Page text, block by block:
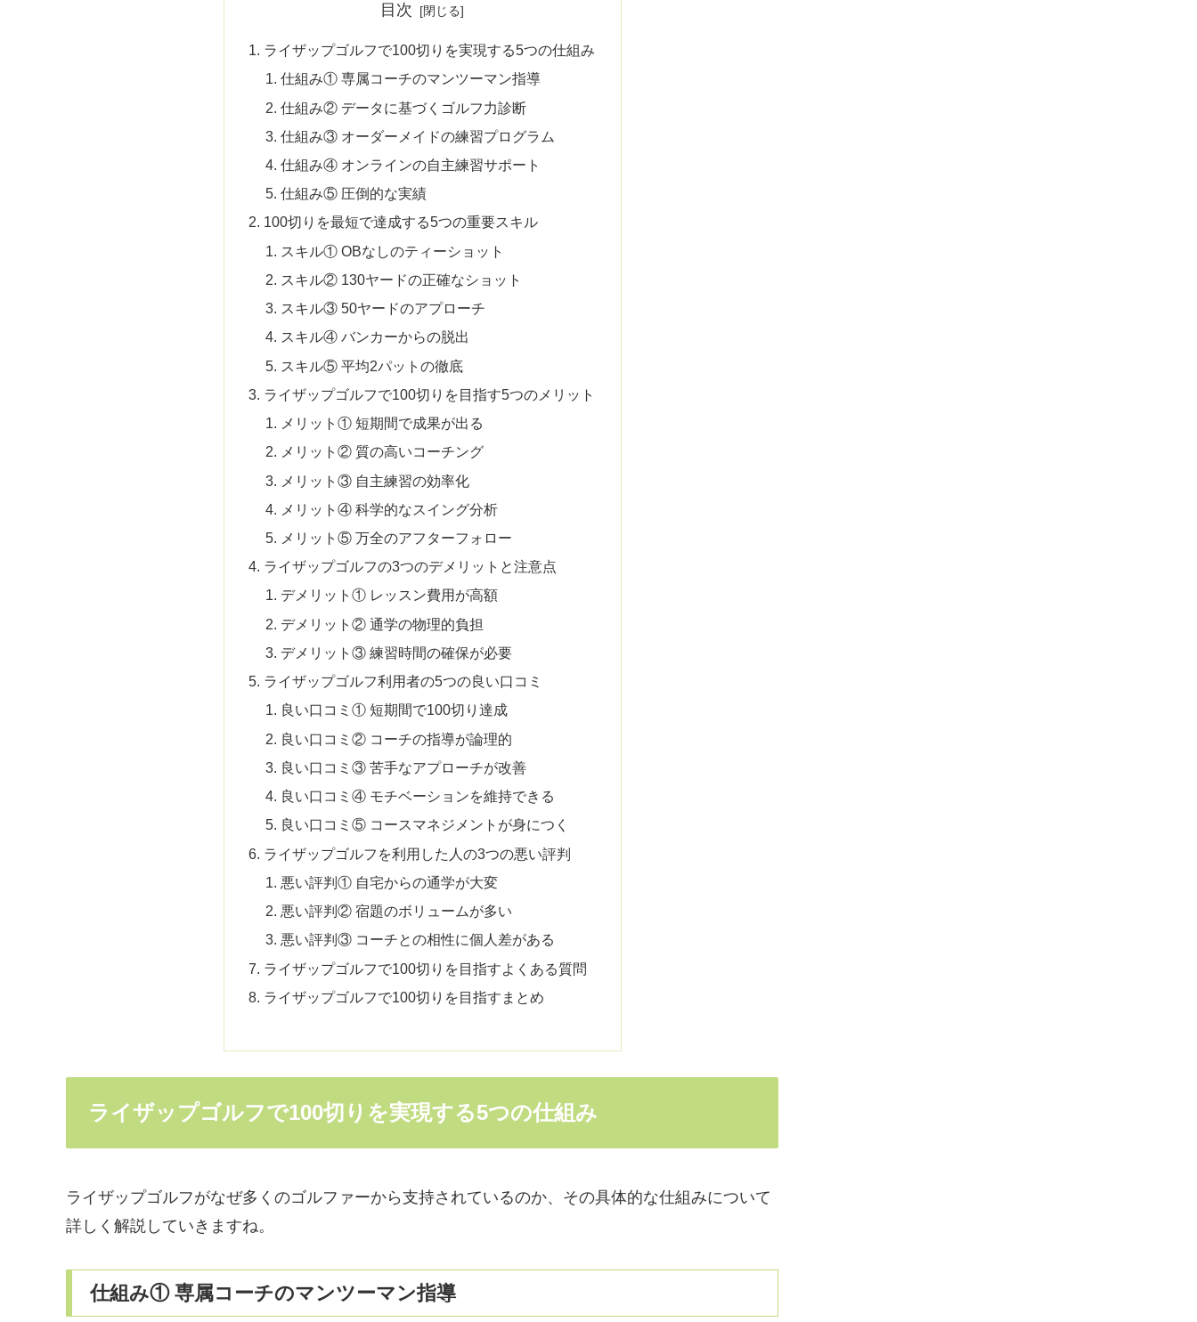
目次
ライザップゴルフで100切りを実現する5つの仕組み
仕組み① 専属コーチのマンツーマン指導
仕組み② データに基づくゴルフ力診断
仕組み③ オーダーメイドの練習プログラム
仕組み④ オンラインの自主練習サポート
仕組み⑤ 圧倒的な実績
100切りを最短で達成する5つの重要スキル
スキル① OBなしのティーショット
スキル② 130ヤードの正確なショット
スキル③ 50ヤードのアプローチ
スキル④ バンカーからの脱出
スキル⑤ 平均2パットの徹底
ライザップゴルフで100切りを目指す5つのメリット
メリット① 短期間で成果が出る
メリット② 質の高いコーチング
メリット③ 自主練習の効率化
メリット④ 科学的なスイング分析
メリット⑤ 万全のアフターフォロー
ライザップゴルフの3つのデメリットと注意点
デメリット① レッスン費用が高額
デメリット② 通学の物理的負担
デメリット③ 練習時間の確保が必要
ライザップゴルフ利用者の5つの良い口コミ
良い口コミ① 短期間で100切り達成
良い口コミ② コーチの指導が論理的
良い口コミ③ 苦手なアプローチが改善
良い口コミ④ モチベーションを維持できる
良い口コミ⑤ コースマネジメントが身につく
ライザップゴルフを利用した人の3つの悪い評判
悪い評判① 自宅からの通学が大変
悪い評判② 宿題のボリュームが多い
悪い評判③ コーチとの相性に個人差がある
ライザップゴルフで100切りを目指すよくある質問
ライザップゴルフで100切りを目指すまとめ
ライザップゴルフで100切りを実現する5つの仕組み
ライザップゴルフがなぜ多くのゴルファーから支持されているのか、その具体的な仕組みについて
詳しく解説していきますね。
仕組み① 専属コーチのマンツーマン指導